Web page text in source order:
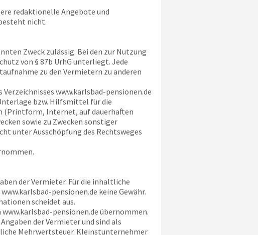
redaktionelle Angebote und
nicht.
Zweck zulässig. Bei den zur Nutzung
von § 87b UrhG unterliegt. Jede
zu den Vermietern zu anderen
Verzeichnisses www.karlsbad-pensionen.de
bzw. Hilfsmittel für die
(Printform, Internet, auf dauerhaften
sowie zu Zwecken sonstiger
unter Ausschöpfung des Rechtsweges
der Vermieter. Für die inhaltliche
www.karlsbad-pensionen.de keine Gewähr.
scheidet aus.
www.karlsbad-pensionen.de übernommen.
der Vermieter und sind als
Mehrwertsteuer. Kleinstunternehmer